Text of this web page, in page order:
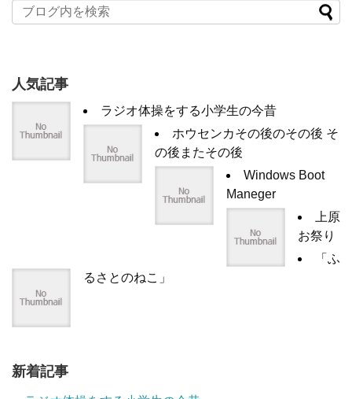
人気記事
ラジオ体操をする小学生の今昔
ホウセンカその後のその後 そ
の後またその後
Windows Boot
Maneger
上原
お祭り
「ふ
るさとのねこ」
新着記事